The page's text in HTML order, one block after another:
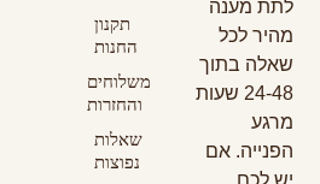
לתת מענה
מהיר לכל
שאלה בתוך
24-48 שעות
מרגע
הפנייה. אם
יש לכם
תקנון
החנות
משלוחים
והחזרות
שאלות
נפוצות